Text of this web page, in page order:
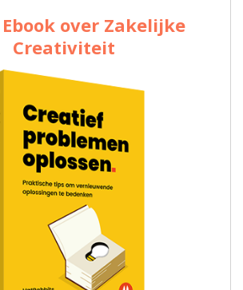
over Zakelijke
Creativiteit